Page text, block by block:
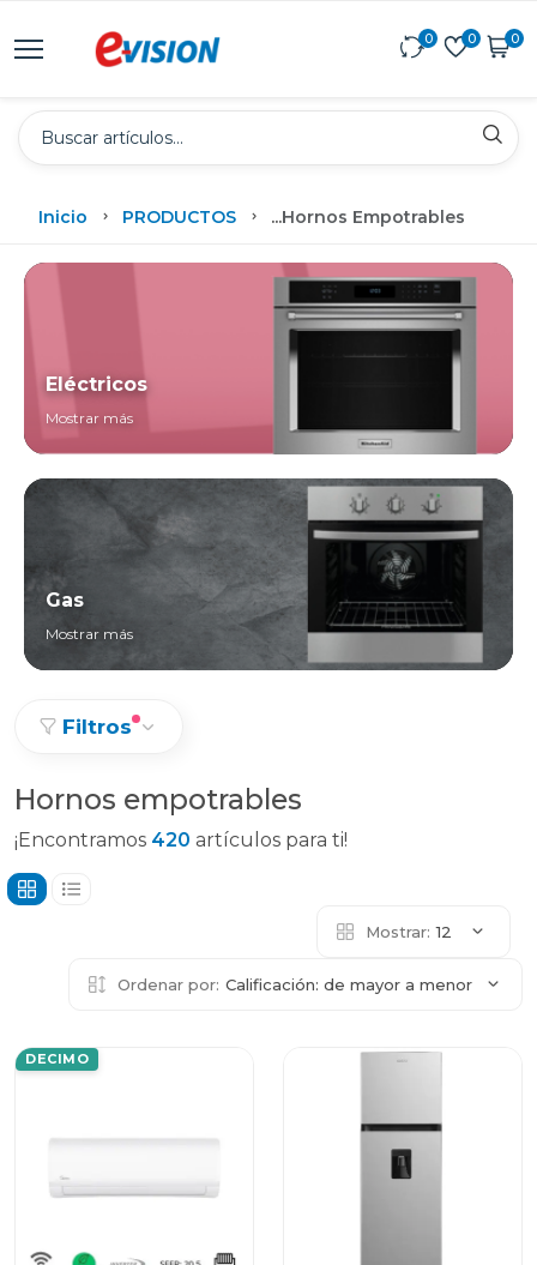
0 0 0
Inicio PRODUCTOS ...Hornos Empotrables
Eléctricos
Mostrar más
Gas
Mostrar más
Filtros
Hornos empotrables
¡Encontramos 420 artículos para ti!
Mostrar: 12
Ordenar por: Calificación: de mayor a menor
DECIMO